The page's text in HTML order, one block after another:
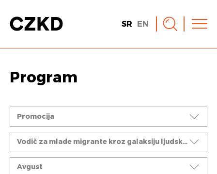
SR EN
Program
Događaji
Promocija
Ciklusi Vodič za mlade migrante kroz galaksiju ljudskih prava
Mesec
Avgust